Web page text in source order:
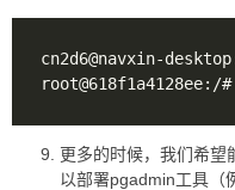
cn2d6@navxin-
更多的时候，我们希望
以部署pgadmin工具（